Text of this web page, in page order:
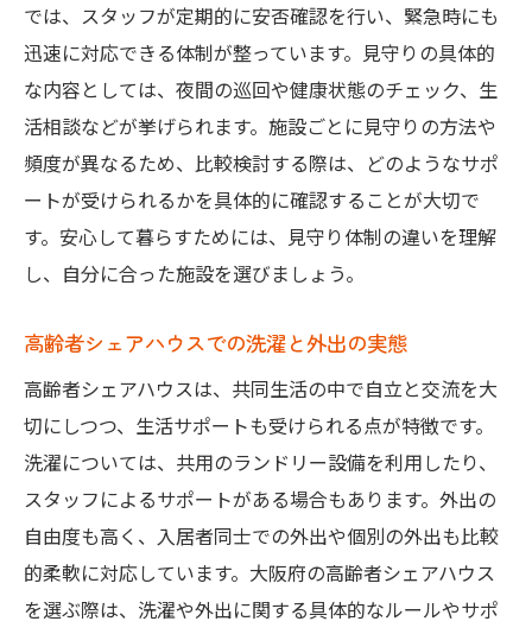
では、スタッフが定期的に安否確認を行い、緊急時にも
迅速に対応できる体制が整っています。見守りの具体的
な内容としては、夜間の巡回や健康状態のチェック、生
活相談などが挙げられます。施設ごとに見守りの方法や
頻度が異なるため、比較検討する際は、どのようなサポ
ートが受けられるかを具体的に確認することが大切で
す。安心して暮らすためには、見守り体制の違いを理解
し、自分に合った施設を選びましょう。
高齢者シェアハウスでの洗濯と外出の実態
高齢者シェアハウスは、共同生活の中で自立と交流を大
切にしつつ、生活サポートも受けられる点が特徴です。
洗濯については、共用のランドリー設備を利用したり、
スタッフによるサポートがある場合もあります。外出の
自由度も高く、入居者同士での外出や個別の外出も比較
的柔軟に対応しています。大阪府の高齢者シェアハウス
を選ぶ際は、洗濯や外出に関する具体的なルールやサポ